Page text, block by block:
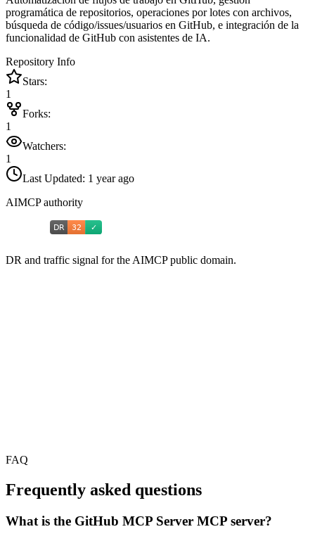
programática de repositorios, operaciones por lotes con archivos,
búsqueda de código/issues/usuarios en GitHub, e integración de la
funcionalidad de GitHub con asistentes de IA.
Repository Info
Stars:
1
Forks:
1
Watchers:
1
Last Updated: 1 year ago
AIMCP authority
DR and traffic signal for the AIMCP public domain.
FAQ
Frequently asked questions
What is the GitHub MCP Server MCP server?